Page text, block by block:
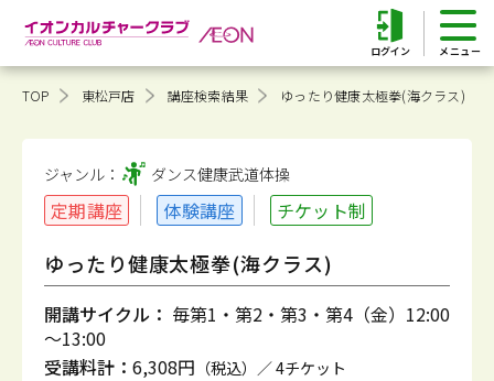
ログイン
TOP 東松戸店 講座検索結果 ゆったり健康太極拳(海クラス)
ジャンル： ダンス健康武道体操
定期講座 体験講座 チケット制
ゆったり健康太極拳(海クラス)
開講サイクル： 毎第1・第2・第3・第4（金）12:00
～13:00
受講料計： 6,308円 （税込）／ 4チケット